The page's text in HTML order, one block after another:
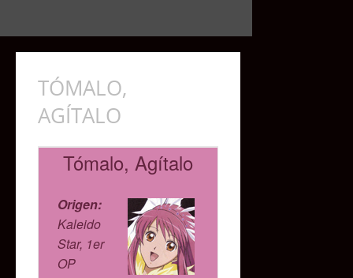
TÓMALO,
AGÍTALO
Tómalo, Agítalo
Origen:
Kaleido
Star, 1er
OP